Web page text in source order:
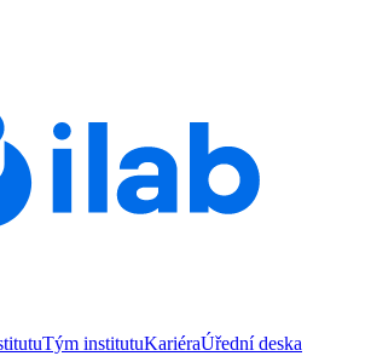
Tým institutuKariéraÚřední deska